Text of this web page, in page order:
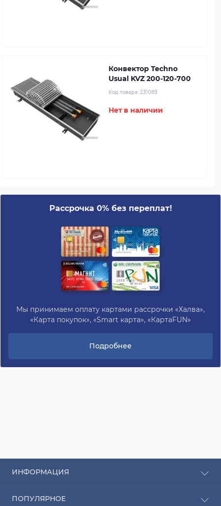
Конвектор Techno
Usual KVZ 200-120-700
Код товара: 231083
Нет в наличии
Рассрочка 0% без переплат!
Мы принимаем оплату картами рассрочки «Халва»,
«Карта покупок», «Smart карта», «КартаFUN»
Подробнее
ИНФОРМАЦИЯ
Оплата
ПОПУЛЯРНОЕ